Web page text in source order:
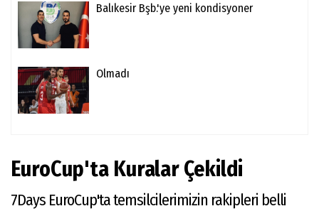
Balıkesir Bşb.'ye yeni kondisyoner
Olmadı
EuroCup'ta Kuralar Çekildi
7Days EuroCup'ta temsilcilerimizin rakipleri belli